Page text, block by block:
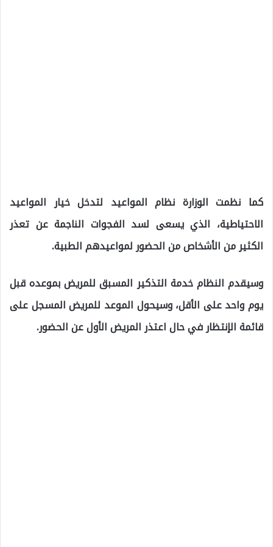
كما نظمت الوزارة نظام المواعيد لتدخل خيار المواعيد
الاحتياطية، الذي يسعى لسد الفجوات الناجمة عن تعذر
الكثير من الأشخاص من الحضور لمواعيدهم الطبية.
وسيقدم النظام خدمة التذكير المسبق للمريض بموعده قبل
يوم واحد على الأقل، وسيحول الموعد للمريض المسجل على
قائمة الإنتظار في حال اعتذر المريض الأول عن الحضور.